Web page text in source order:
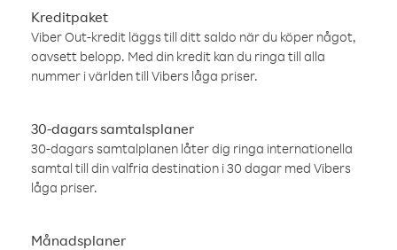
Kreditpaket
Viber Out-kredit läggs till ditt saldo när du köper något,
oavsett belopp. Med din kredit kan du ringa till alla
nummer i världen till Vibers låga priser.
30-dagars samtalsplaner
30-dagars samtalplanen låter dig ringa internationella
samtal till din valfria destination i 30 dagar med Vibers
låga priser.
Månadsplaner